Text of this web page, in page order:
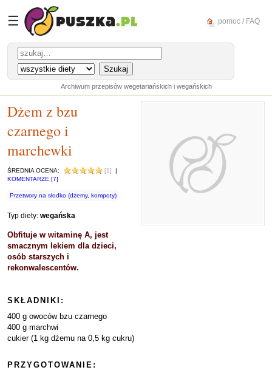
☰ pomoc / FAQ
Archiwum przepisów wegetariańskich i wegańskich
Dżem z bzu
czarnego i
marchewki
ŚREDNIA OCENA: [1]
|
KOMENTARZE [7]
Przetwory na słodko (dżemy, kompoty)
Typ diety: wegańska
Obfituje w witaminę A, jest
smacznym lekiem dla dzieci,
osób starszych i
rekonwalescentów.
SKŁADNIKI:
400 g owoców bzu czarnego
400 g marchwi
cukier (1 kg dżemu na 0,5 kg cukru)
PRZYGOTOWANIE: